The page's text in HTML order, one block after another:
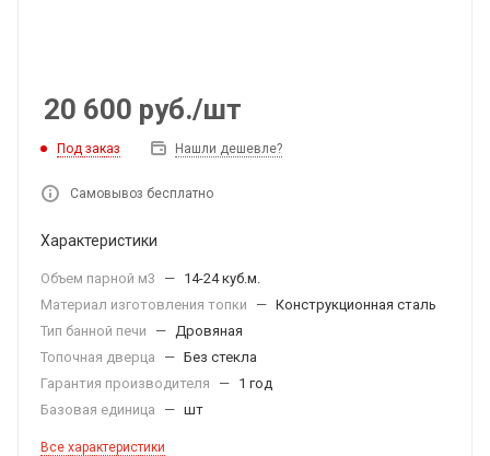
20 600 руб./шт
Под заказ Нашли дешевле?
Самовывоз бесплатно
Характеристики
Объем парной м3 — 14-24 куб.м.
Материал изготовления топки
— Конструкционная сталь
Тип банной печи
— Дровяная
Топочная дверца
— Без стекла
Гарантия производителя
— 1 год
Базовая единица
— шт
Все характеристики